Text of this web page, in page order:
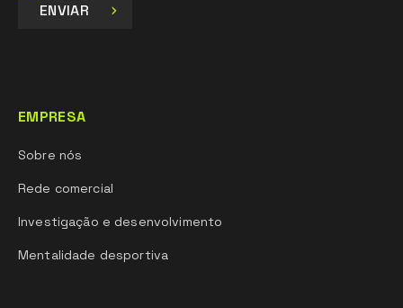
ENVIAR
EMPRESA
Sobre nós
Rede comercial
Investigação e desenvolvimento
Mentalidade desportiva